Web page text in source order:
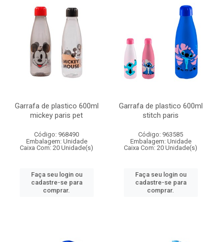
Garrafa de plastico 600ml
mickey paris pet
Código: 968490
Embalagem: Unidade
Caixa Com: 20 Unidade(s)
Faça seu login ou
cadastre-se para
comprar.
Garrafa de plastico 600ml
stitch paris
Código: 963585
Embalagem: Unidade
Caixa Com: 20 Unidade(s)
Faça seu login ou
cadastre-se para
comprar.